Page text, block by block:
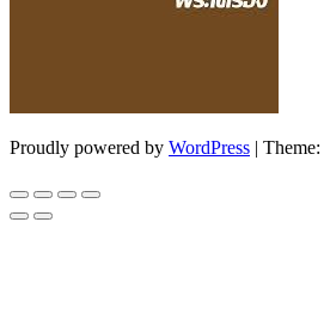
Proudly powered by WordPress | Theme: